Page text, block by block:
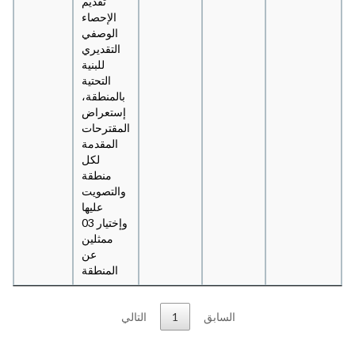
الإحصاء
الوصفي
التقديري
للبنية
التحتية
بالمنطقة،
إستعراض
المقترحات
المقدمة
لكل
منطقة
والتصويت
عليها
وإختيار 03
ممثلين
عن
المنطقة
السابق 1 التالي